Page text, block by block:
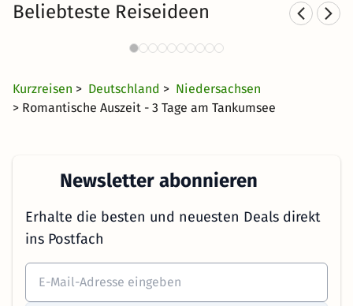
Beliebteste Reiseideen
Romantische Hotels in
Kurzreisen > Deutschland > Niedersachsen
> Romantische Auszeit - 3 Tage am Tankumsee
Newsletter abonnieren
Erhalte die besten und neuesten Deals direkt
ins Postfach